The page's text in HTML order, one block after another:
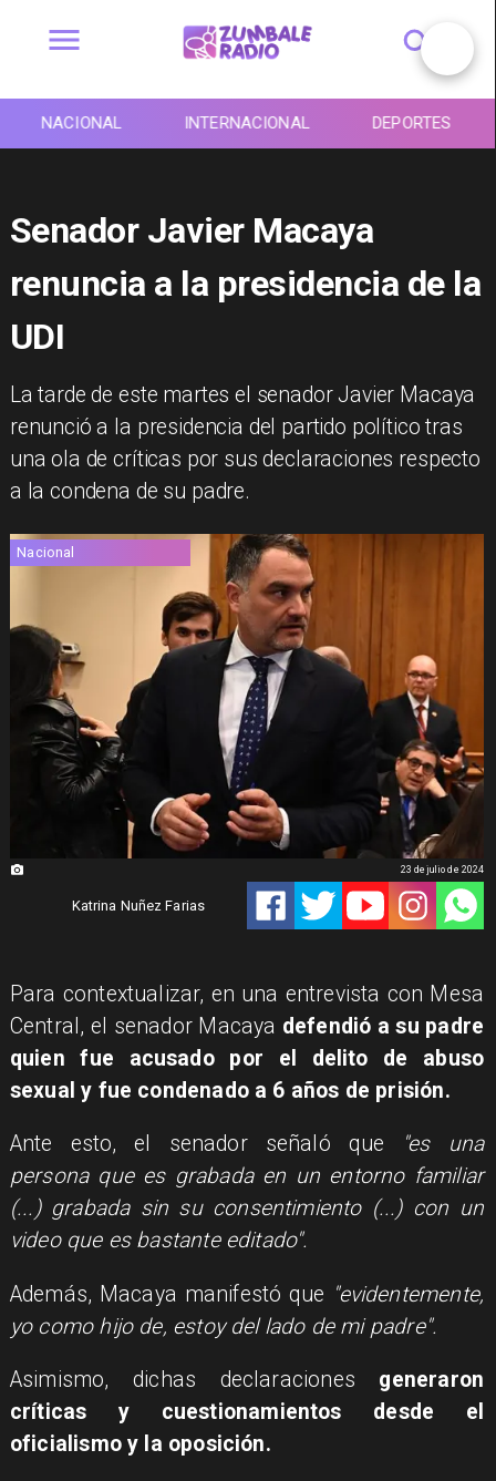
NACIONAL INTERNACIONAL DEPORTES
Senador Javier Macaya
renuncia a la presidencia de la
UDI
La tarde de este martes el senador Javier Macaya
renunció a la presidencia del partido político tras
una ola de críticas por sus declaraciones respecto
a la condena de su padre.
Nacional
Katrina Nuñez Farias
23 de julio de 2024
Para contextualizar, en una entrevista con Mesa
Central, el senador Macaya defendió a su padre
quien fue acusado por el delito de abuso
sexual y fue condenado a 6 años de prisión.
Ante esto, el senador señaló que
"es una
persona que es grabada en un entorno familiar
(...) grabada sin su consentimiento (...) con un
video que es bastante editado".
Además, Macaya manifestó que "evidentemente,
yo como hijo de, estoy del lado de mi padre".
Asimismo, dichas declaraciones generaron
críticas y cuestionamientos desde el
oficialismo y la oposición.